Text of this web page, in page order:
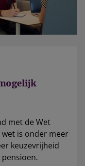
met de Wet
is onder meer
keuzevrijheid